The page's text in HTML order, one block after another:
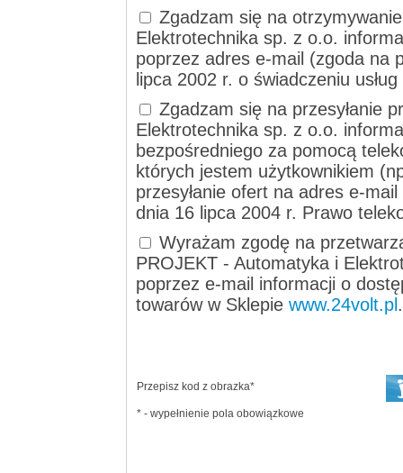
Zgadzam się na
Elektrotechnika sp. z o.o.
poprzez adres e-mail (zgoda na
lipca 2002 r. o świadczeniu
Zgadzam się na przesyłanie
Elektrotechnika sp. z o.o.
bezpośredniego za pomocą
których jestem użytkownikiem
przesyłanie ofert na adres e-
dnia 16 lipca 2004 r. Prawo
Wyrażam zgodę na
PROJEKT - Automatyka i
poprzez e-mail informacji o
towarów w Sklepie www.24volt.pl
Przepisz kod z obrazka*
* - wypełnienie pola obowiązkowe